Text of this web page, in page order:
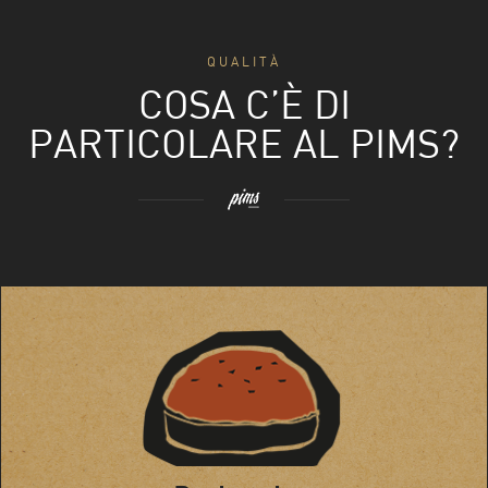
QUALITÀ
COSA C’È DI
PARTICOLARE AL PIMS?